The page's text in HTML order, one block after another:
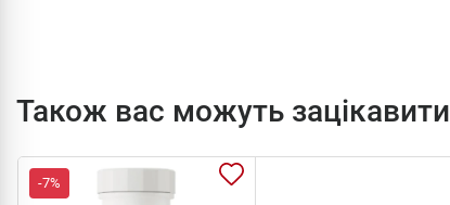
Також вас можуть зацікавити
-7%